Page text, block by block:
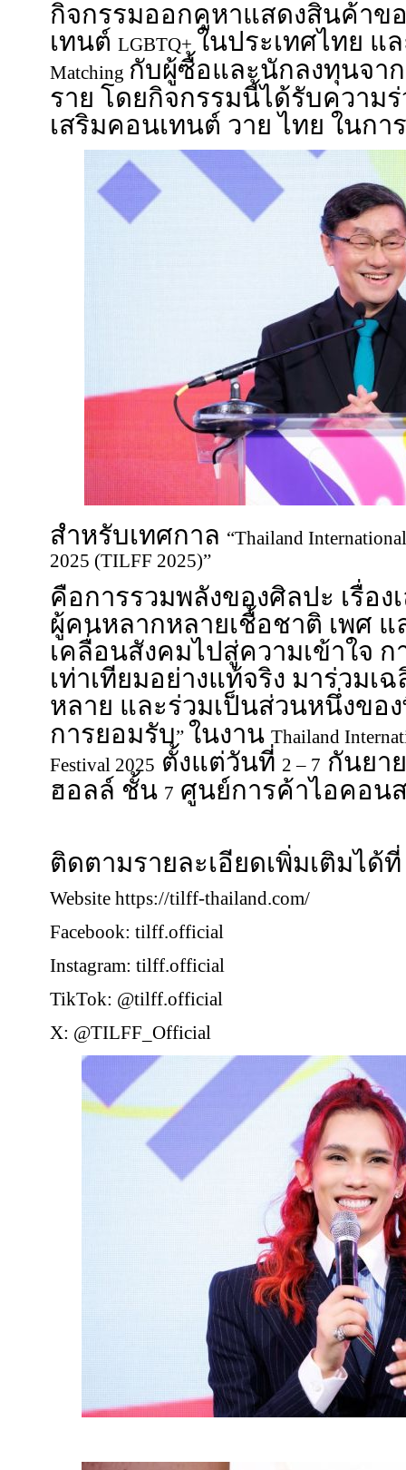
กิจกรรมออกคูหาแสดงสินค้าข
เทนต์ LGBTQ+ ในประเทศไทย แ
Matching กับผู้ซื้อและนักลงทุนจา
ราย โดยกิจกรรมนี้ได้รับความ
เสริมคอนเทนต์ วาย ไทย ในกา
สำหรับเทศกาล “Thailand
2025 (TILFF 2025)”
คือการรวมพลังของศิลปะ เรื่อง
ผู้คนหลากหลายเชื้อชาติ เพศ
เคลื่อนสังคมไปสู่ความเข้าใจ
เท่าเทียมอย่างแท้จริง มาร่วมเ
หลาย และร่วมเป็นส่วนหนึ่งขอ
การยอมรับ” ในงาน Thailand
Festival 2025 ตั้งแต่วันที่ 2 – 7 กันยา
ฮอลล์ ชั้น 7 ศูนย์การค้าไอคอน
ติดตามรายละเอียดเพิ่มเติมได้ที่
Website https://tilff-thailand.com/
Facebook: tilff.official
Instagram: tilff.official
TikTok: @tilff.official
X: @TILFF_Official